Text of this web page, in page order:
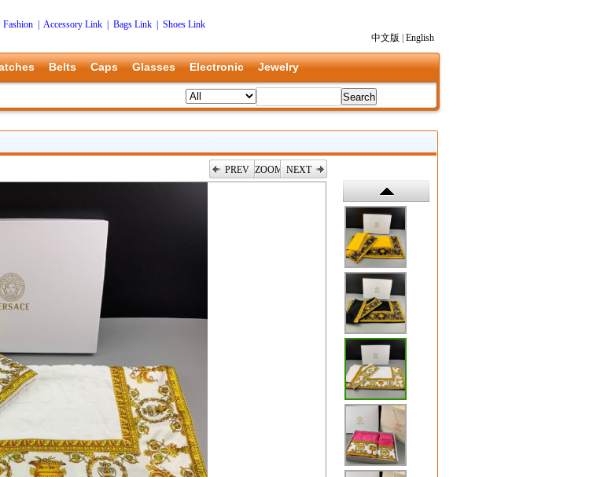
Fashion Accessory Link Bags Link
Shoes Link
中文版
English
Belts Caps Glasses Electronic Jewelry
PREV ZOOM NEXT